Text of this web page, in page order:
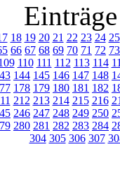
18 19 20 21 22 23 24 25
66 67 68 69 70 71 72 73
110 111 112 113 114
144 145 146 147 148
178 179 180 181 182
212 213 214 215 216
246 247 248 249 250
280 281 282 283 284
304 305 306 307